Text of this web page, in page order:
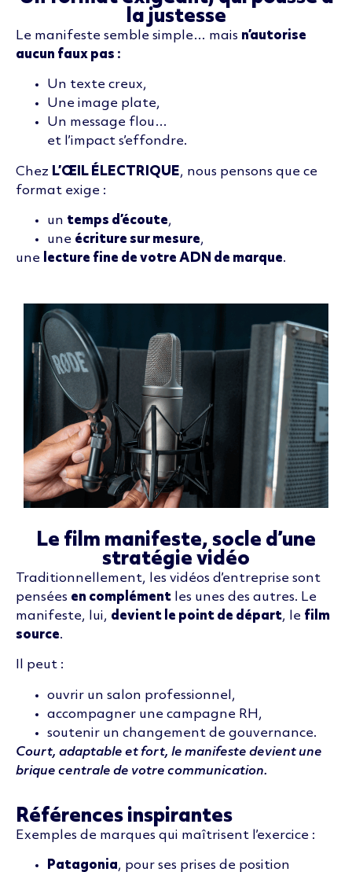
la justesse
Le manifeste semble simple… mais n’autorise
aucun faux pas :
Un texte creux,
Une image plate,
Un message flou…
et l’impact s’effondre.
Chez L’ŒIL ÉLECTRIQUE, nous pensons que ce
format exige :
un temps d’écoute,
une écriture sur mesure,
une lecture fine de votre ADN de marque.
Le film manifeste, socle d’une
stratégie vidéo
Traditionnellement, les vidéos d’entreprise sont
pensées en complément les unes des autres. Le
manifeste, lui, devient le point de départ, le film
source.
Il peut :
ouvrir un salon professionnel,
accompagner une campagne RH,
soutenir un changement de gouvernance.
Court, adaptable et fort, le manifeste devient une
brique centrale de votre communication.
Références inspirantes
Exemples de marques qui maîtrisent l’exercice :
Patagonia, pour ses prises de position